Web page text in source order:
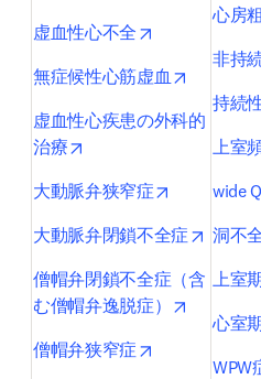
虚血性心不全
無症候性心筋虚血 opens in
虚血性心疾患の外科的
治療
opens in new tab/
大動脈弁狭窄症 opens in
大動脈弁閉鎖不全症 opens
僧帽弁閉鎖不全症（含
む僧帽弁逸脱症）
僧帽弁狭窄症
心房
非持
持続
上室
wide
洞不
上室
心室
WPW